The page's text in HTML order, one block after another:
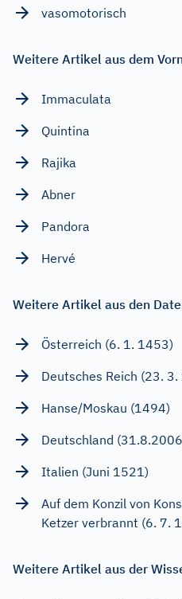
vasomotorisch
Weitere Artikel aus dem
Immaculata
Quintina
Rajika
Abner
Pandora
Hervé
Weitere Artikel aus den
Österreich (6. 1. 1453)
Deutsches Reich (23.
Hanse/Moskau (1494)
Deutschland
Italien (Juni 1521)
Auf dem Konzil von
Ketzer verbrannt (6. 7.
Weitere Artikel aus der